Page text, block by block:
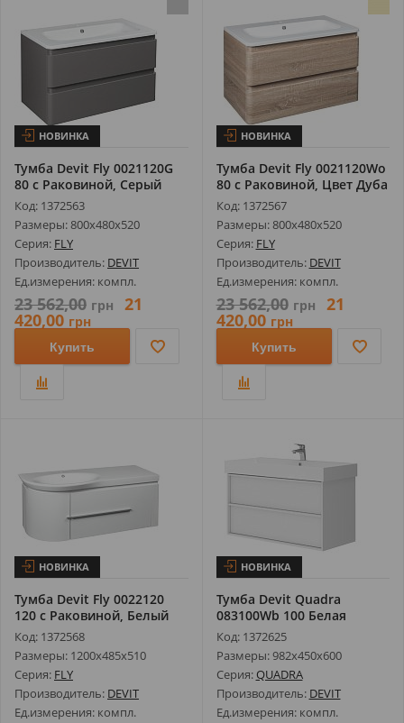
НОВИНКА
Тумба Devit Fly 0021120G
80 с Раковиной, Серый
Цвет ...
Код: 1372563
Размеры: 800х480х520
Серия: FLY
Производитель: DEVIT
Ед.измерения: компл.
23 562,00 грн 21
420,00 грн
Купить
НОВИНКА
Тумба Devit Fly 0021120Wo
80 с Раковиной, Цвет Дуба
...
Код: 1372567
Размеры: 800х480х520
Серия: FLY
Производитель: DEVIT
Ед.измерения: компл.
23 562,00 грн 21
420,00 грн
Купить
НОВИНКА
Тумба Devit Fly 0022120
120 с Раковиной, Белый
Глянц...
Код: 1372568
Размеры: 1200х485х510
Серия: FLY
Производитель: DEVIT
Ед.измерения: компл.
НОВИНКА
Тумба Devit Quadra
083100Wb 100 Белая
Матовая с Умыв...
Код: 1372625
Размеры: 982х450х600
Серия:QUADRA
Производитель: DEVIT
Ед.измерения: компл.